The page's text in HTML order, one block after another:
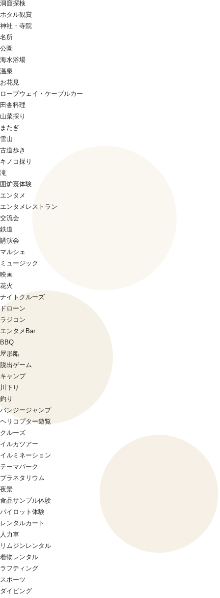
洞窟探検
ホタル観賞
神社・寺院
名所
公園
海水浴場
温泉
お花見
ロープウェイ・ケーブルカー
田舎料理
山菜採り
またぎ
雪山
古道歩き
キノコ採り
滝
囲炉裏体験
エンタメ
エンタメレストラン
交流会
鉄道
講演会
マルシェ
ミュージック
映画
花火
ナイトクルーズ
ドローン
ラジコン
エンタメBar
BBQ
屋形船
脱出ゲーム
キャンプ
川下り
釣り
バンジージャンプ
ヘリコプター遊覧
クルーズ
イルカツアー
イルミネーション
テーマパーク
プラネタリウム
夜景
食品サンプル体験
パイロット体験
レンタルカート
人力車
リムジンレンタル
着物レンタル
ラフティング
スポーツ
ダイビング